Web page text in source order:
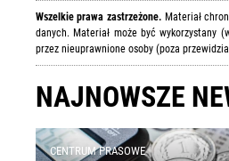
Wszelkie prawa zastrzeżone. Materiał
danych. Materiał może być wykorzystany
przez nieuprawnione osoby (poza
NAJNOWSZE
CENTRUM PRASOWE